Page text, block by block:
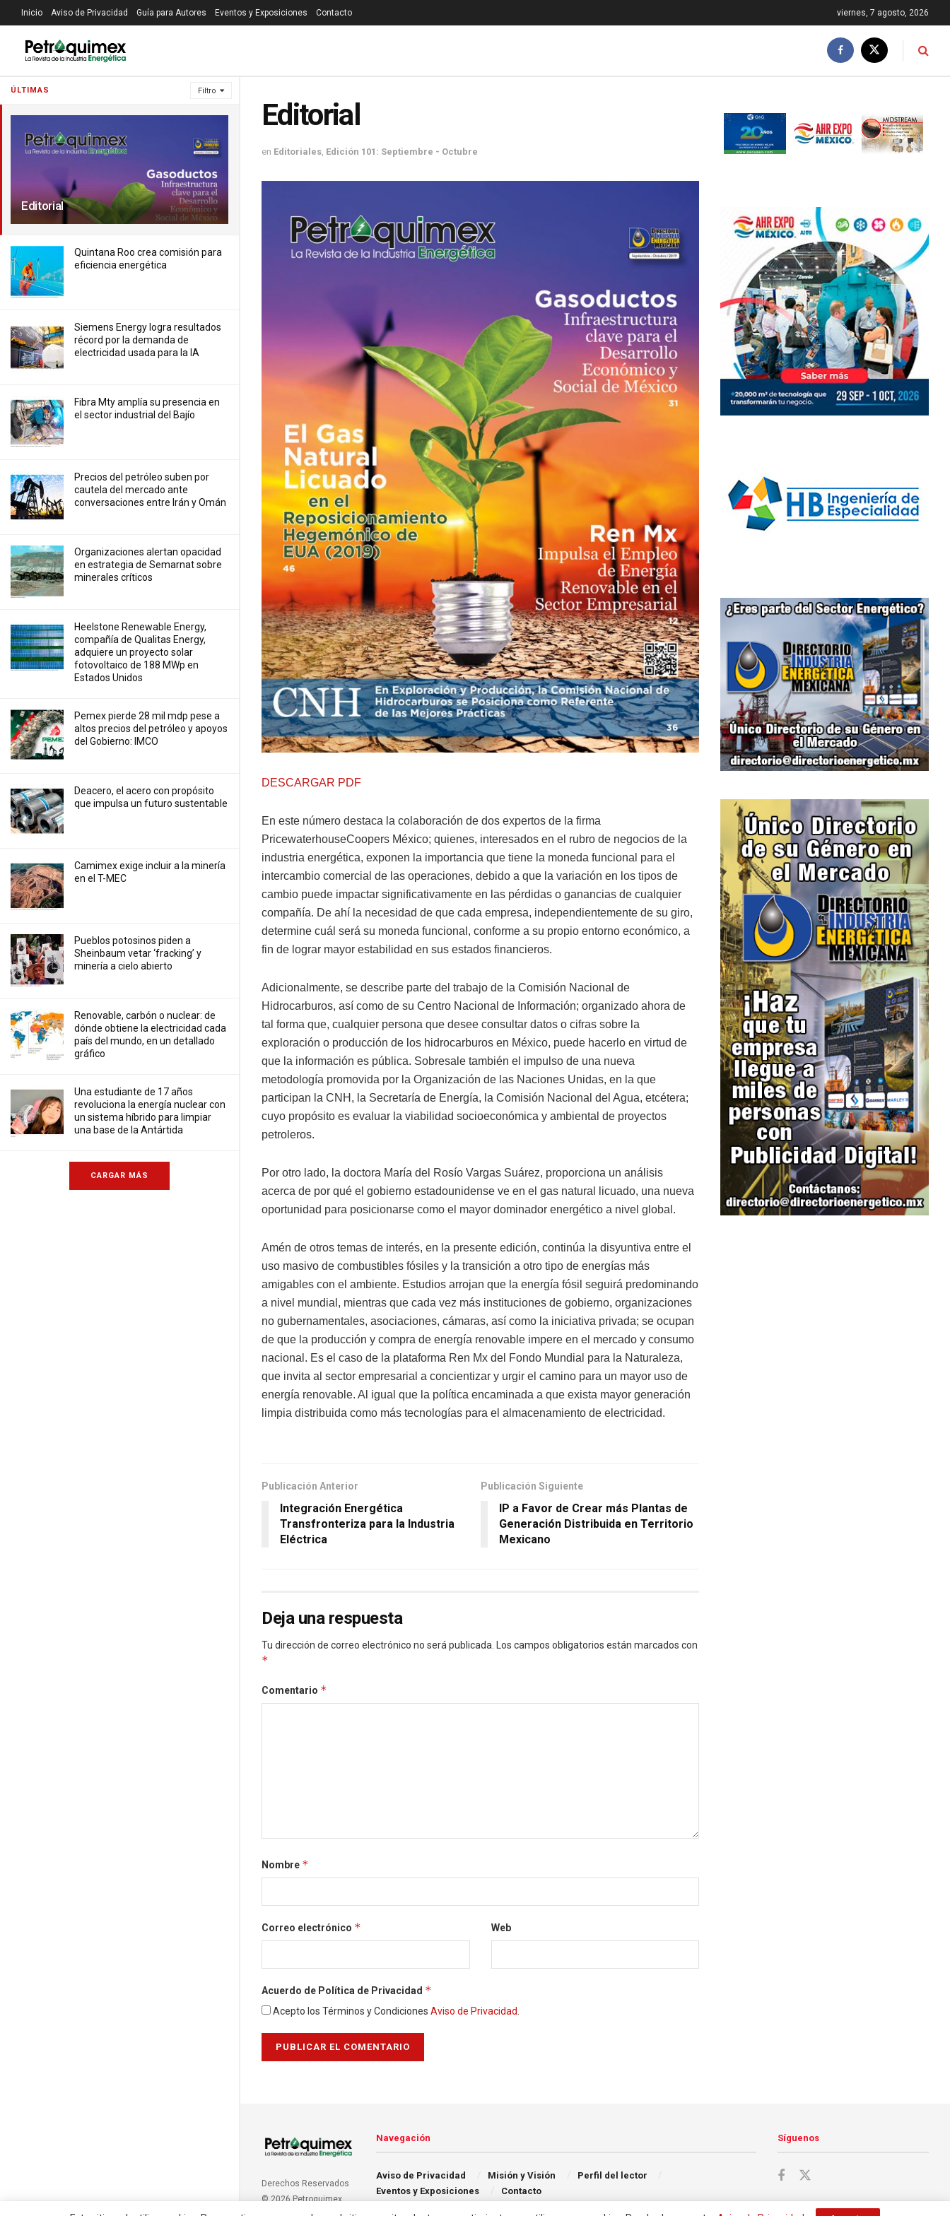
ÚLTIMAS Filtro
Editorial
Quintana Roo crea comisión para
eficiencia energética
Siemens Energy logra resultados
récord por la demanda de
electricidad usada para la IA
Fibra Mty amplía su presencia en
el sector industrial del Bajío
Precios ⁠del petróleo suben por
cautela del mercado ante
conversaciones entre Irán y Omán
Organizaciones alertan opacidad
en estrategia de Semarnat sobre
minerales críticos
Heelstone Renewable Energy,
compañía de Qualitas Energy,
adquiere un proyecto solar
fotovoltaico de 188 MWp en
Estados Unidos
Pemex pierde 28 mil mdp pese a
altos precios del petróleo y apoyos
del Gobierno: IMCO
Deacero, el acero con propósito
que impulsa un futuro sustentable
Camimex exige incluir a la minería
en el T-MEC
Pueblos potosinos piden a
Sheinbaum vetar ‘fracking’ y
minería a cielo abierto
Renovable, carbón o nuclear: de
dónde obtiene la electricidad cada
país del mundo, en un detallado
gráfico
Una estudiante de 17 años
revoluciona la energía nuclear con
un sistema híbrido para limpiar
una base de la Antártida
CARGAR MÁS
Inicio Aviso de Privacidad Guía para Autores Eventos y Exposiciones Contacto viernes, 7 agosto, 2026
Editorial
en Editoriales Edición 101: Septiembre - Octubre
DESCARGAR PDF
En este número destaca la colaboración de dos expertos de la firma
PricewaterhouseCoopers México; quienes, interesados en el rubro de negocios de la
industria energética, exponen la importancia que tiene la moneda funcional para el
intercambio comercial de las operaciones, debido a que la variación en los tipos de
cambio puede impactar significativamente en las pérdidas o ganancias de cualquier
compañía. De ahí la necesidad de que cada empresa, independientemente de su giro,
determine cuál será su moneda funcional, conforme a su propio entorno económico, a
fin de lograr mayor estabilidad en sus estados financieros.
Adicionalmente, se describe parte del trabajo de la Comisión Nacional de
Hidrocarburos, así como de su Centro Nacional de Información; organizado ahora de
tal forma que, cualquier persona que desee consultar datos o cifras sobre la
exploración o producción de los hidrocarburos en México, puede hacerlo en virtud de
que la información es pública. Sobresale también el impulso de una nueva
metodología promovida por la Organización de las Naciones Unidas, en la que
participan la CNH, la Secretaría de Energía, la Comisión Nacional del Agua, etcétera;
cuyo propósito es evaluar la viabilidad socioeconómica y ambiental de proyectos
petroleros.
Por otro lado, la doctora María del Rosío Vargas Suárez, proporciona un análisis
acerca de por qué el gobierno estadounidense ve en el gas natural licuado, una nueva
oportunidad para posicionarse como el mayor dominador energético a nivel global.
Amén de otros temas de interés, en la presente edición, continúa la disyuntiva entre el
uso masivo de combustibles fósiles y la transición a otro tipo de energías más
amigables con el ambiente. Estudios arrojan que la energía fósil seguirá predominando
a nivel mundial, mientras que cada vez más instituciones de gobierno, organizaciones
no gubernamentales, asociaciones, cámaras, así como la iniciativa privada; se ocupan
de que la producción y compra de energía renovable impere en el mercado y consumo
nacional. Es el caso de la plataforma Ren Mx del Fondo Mundial para la Naturaleza,
que invita al sector empresarial a concientizar y urgir el camino para un mayor uso de
energía renovable. Al igual que la política encaminada a que exista mayor generación
limpia distribuida como más tecnologías para el almacenamiento de electricidad.
Publicación Anterior
Integración Energética
Transfronteriza para la Industria
Eléctrica
Publicación Siguiente
IP a Favor de Crear más Plantas de
Generación Distribuida en Territorio
Mexicano
Deja una respuesta
Tu dirección de correo electrónico no será publicada. Los campos obligatorios están marcados con
*
Comentario *
Nombre *
Correo electrónico * Web
Acuerdo de Política de Privacidad *
Acepto los Términos y Condiciones Aviso de Privacidad
Derechos Reservados
© 2026 Petroquimex.
Navegación
Aviso de Privacidad Misión y Visión
Perfil del lector
Eventos y Exposiciones
Contacto
Síguenos